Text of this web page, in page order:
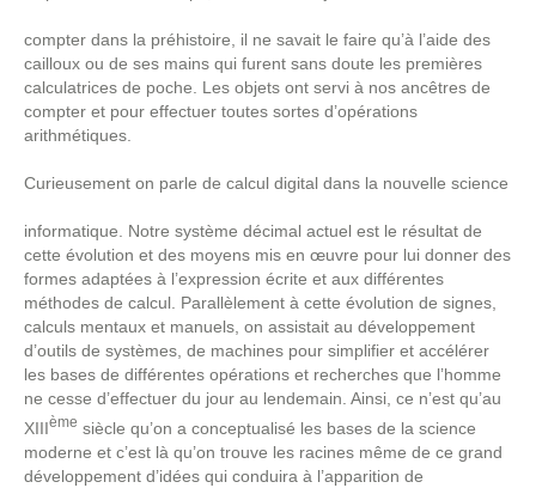
compter dans la préhistoire, il ne savait le faire qu’à l’aide des
cailloux ou de ses mains qui furent sans doute les premières
calculatrices de poche. Les objets ont servi à nos ancêtres de
compter et pour effectuer toutes sortes d’opérations
arithmétiques.
Curieusement on parle de calcul digital dans la nouvelle science
informatique. Notre système décimal actuel est le résultat de
cette évolution et des moyens mis en œuvre pour lui donner des
formes adaptées à l’expression écrite et aux différentes
méthodes de calcul. Parallèlement à cette évolution de signes,
calculs mentaux et manuels, on assistait au développement
d’outils de systèmes, de machines pour simplifier et accélérer
les bases de différentes opérations et recherches que l’homme
ne cesse d’effectuer du jour au lendemain. Ainsi, ce n’est qu’au
XIIIème siècle qu’on a conceptualisé les bases de la science
moderne et c’est là qu’on trouve les racines même de ce grand
développement d’idées qui conduira à l’apparition de